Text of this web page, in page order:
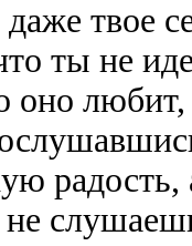
твое
ты не
оно